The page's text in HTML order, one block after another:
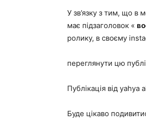
У зв’язку з тим, що в
має підзаголовок «
ролику, в своєму
переглянути цю
Публікація від
Буде цікаво